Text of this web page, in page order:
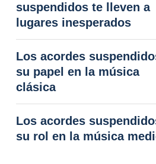
suspendidos te lleven a
lugares inesperados
Los acordes
su papel en la música
clásica
Los acordes
su rol en la música